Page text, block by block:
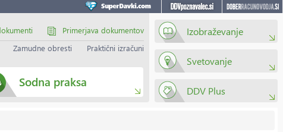
Primerjava dokumentov
Zamudne obresti Praktični izračuni
Sodna praksa
Izobraževanje
Svetovanje
DDV Plus